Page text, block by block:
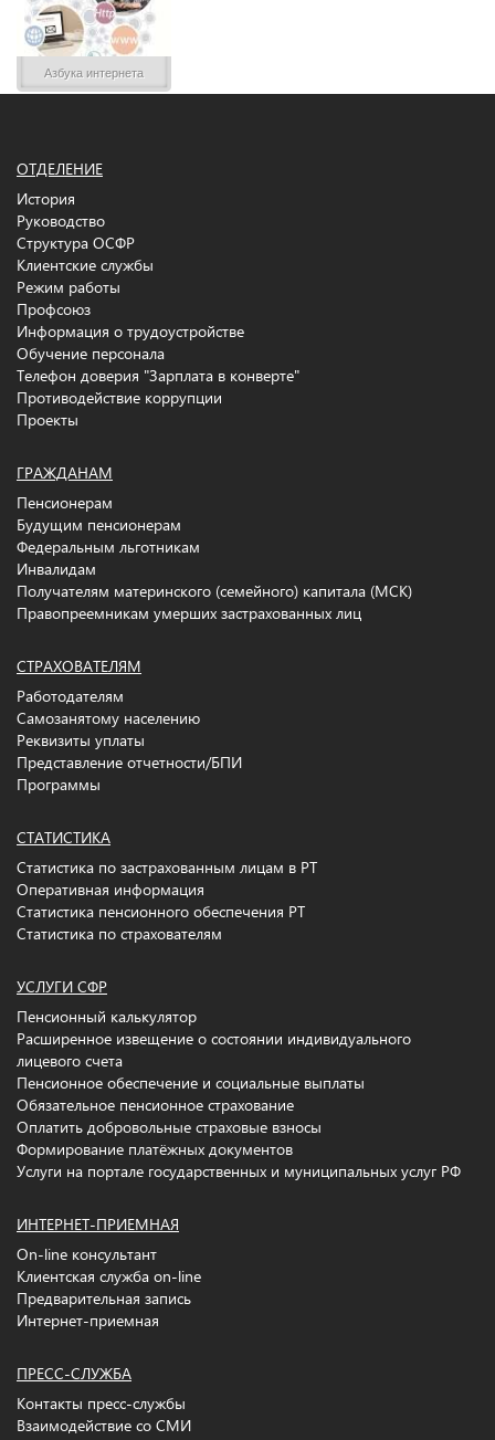
Азбука интернета
ОТДЕЛЕНИЕ
История
Руководство
Структура ОСФР
Клиентские службы
Режим работы
Профсоюз
Информация о трудоустройстве
Обучение персонала
Телефон доверия "Зарплата в конверте"
Противодействие коррупции
Проекты
ГРАЖДАНАМ
Пенсионерам
Будущим пенсионерам
Федеральным льготникам
Инвалидам
Получателям материнского (семейного) капитала (МСК)
Правопреемникам умерших застрахованных лиц
СТРАХОВАТЕЛЯМ
Работодателям
Самозанятому населению
Реквизиты уплаты
Представление отчетности/БПИ
Программы
СТАТИСТИКА
Статистика по застрахованным лицам в РТ
Оперативная информация
Статистика пенсионного обеспечения РТ
Статистика по страхователям
УСЛУГИ СФР
Пенсионный калькулятор
Расширенное извещение о состоянии индивидуального
лицевого счета
Пенсионное обеспечение и социальные выплаты
Обязательное пенсионное страхование
Оплатить добровольные страховые взносы
Формирование платёжных документов
Услуги на портале государственных и муниципальных услуг РФ
ИНТЕРНЕТ-ПРИЕМНАЯ
On-line консультант
Клиентская служба on-line
Предварительная запись
Интернет-приемная
ПРЕСС-СЛУЖБА
Контакты пресс-службы
Взаимодействие со СМИ